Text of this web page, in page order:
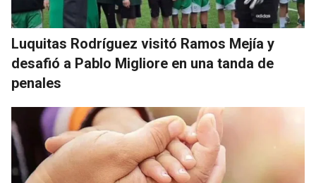
Luquitas Rodríguez visitó Ramos Mejía y
desafió a Pablo Migliore en una tanda de
penales